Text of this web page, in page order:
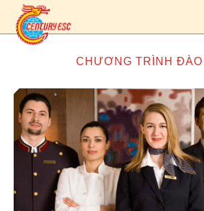
CHƯƠNG TRÌNH ĐÀO